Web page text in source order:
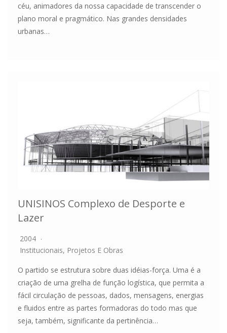
céu, animadores da nossa capacidade de transcender o
plano moral e pragmático. Nas grandes densidades
urbanas…
UNISINOS Complexo de Desporte e
Lazer
2004
Institucionais, Projetos E Obras
O partido se estrutura sobre duas idéias-força. Uma é a
criação de uma grelha de função logística, que permita a
fácil circulação de pessoas, dados, mensagens, energias
e fluidos entre as partes formadoras do todo mas que
seja, também, significante da pertinência…